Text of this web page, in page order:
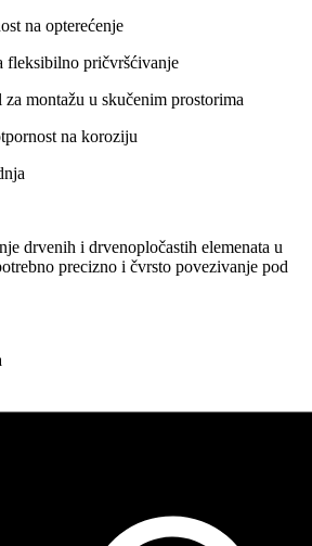
na opterećenje
fleksibilno pričvršćivanje
montažu u skučenim prostorima
na koroziju
drvenih i drvenopločastih elemenata u
precizno i čvrsto povezivanje pod